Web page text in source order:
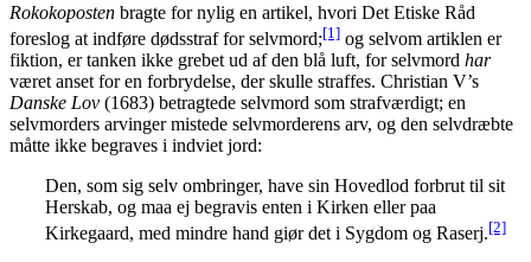
Rokokoposten bragte for nylig en artikel, hvori Det Etiske Råd
foreslog at indføre dødsstraf for selvmord;[1] og selvom artiklen er
fiktion, er tanken ikke grebet ud af den blå luft, for selvmord har
været anset for en forbrydelse, der skulle straffes. Christian V’s
Danske Lov (1683) betragtede selvmord som strafværdigt; en
selvmorders arvinger mistede selvmorderens arv, og den selvdræbte
måtte ikke begraves i indviet jord:
Den, som sig selv ombringer, have sin Hovedlod forbrut til sit
Herskab, og maa ej begravis enten i Kirken eller paa
Kirkegaard, med mindre hand giør det i Sygdom og Raserj.[2]